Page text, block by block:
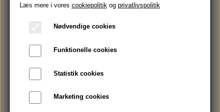
Skægolie og barbering
Håndmalede badeforhæng
Blog
Om
Læs mere i vores cookiepolitikog privatlivspolitik
Nødvendige cookies
Funktionelle cookies
Statistik cookies
Marketing cookies